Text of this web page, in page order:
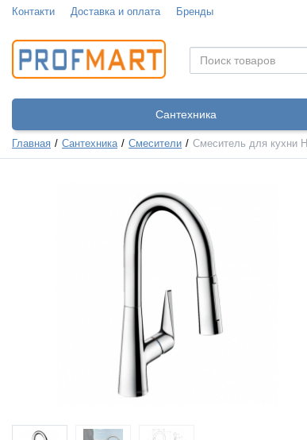
Контакти Доставка и оплата Бренды
Сантехника
Главная Сантехника Смесители Смеситель для кухни